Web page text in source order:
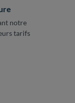
notre
tarifs